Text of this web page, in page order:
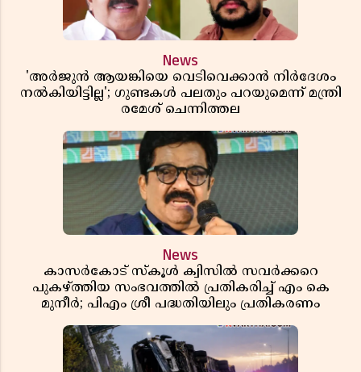
News
'അർജുൻ ആയങ്കിയെ വെടിവെക്കാൻ നിർദേശം
നൽകിയിട്ടില്ല'; ഗുണ്ടകൾ പലതും പറയുമെന്ന് മന്ത്രി
രമേശ് ചെന്നിത്തല
News
കാസർകോട് സ്കൂൾ ക്വിസിൽ സവർക്കറെ
പുകഴ്ത്തിയ സംഭവത്തിൽ പ്രതികരിച്ച് എം കെ
മുനീർ; പിഎം ശ്രീ പദ്ധതിയിലും പ്രതികരണം